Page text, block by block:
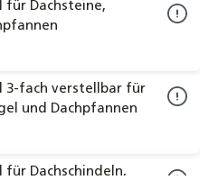
für Dachsteine,
3-fach verstellbar für
und Dachpfannen
für Dachschindeln,